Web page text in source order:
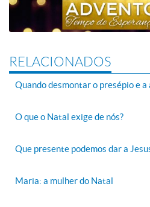
RELACIONADOS
Quando desmontar o presépio e
O que o Natal exige de nós?
Que presente podemos dar a
Maria: a mulher do Natal